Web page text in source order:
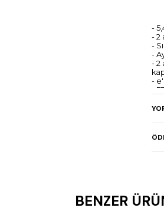
-
- 2
-
-
- 2
-
-
-
-
-
BENZER